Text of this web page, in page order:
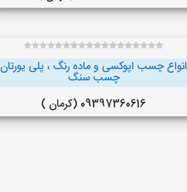
انواع چسب اپوکسی و ماده رنگ ، پلی یورتان
چسب سنگ
09397360616 (کرمان )